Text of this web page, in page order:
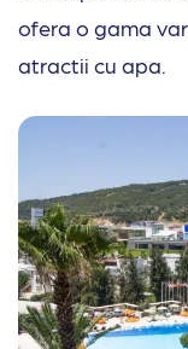
ofera o gama
atractii cu apa.